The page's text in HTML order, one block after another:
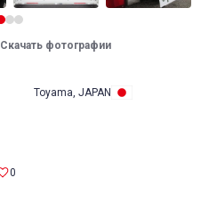
Скачать фотографии
0
Toyama, JAPAN